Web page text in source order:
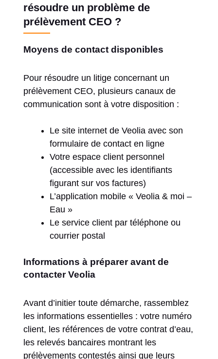
résoudre un problème de
prélèvement CEO ?
Moyens de contact disponibles
Pour résoudre un litige concernant un
prélèvement CEO, plusieurs canaux de
communication sont à votre disposition :
Le site internet de Veolia avec son
formulaire de contact en ligne
Votre espace client personnel
(accessible avec les identifiants
figurant sur vos factures)
L’application mobile « Veolia & moi –
Eau »
Le service client par téléphone ou
courrier postal
Informations à préparer avant de
contacter Veolia
Avant d’initier toute démarche, rassemblez
les informations essentielles : votre numéro
client, les références de votre contrat d’eau,
les relevés bancaires montrant les
prélèvements contestés ainsi que leurs